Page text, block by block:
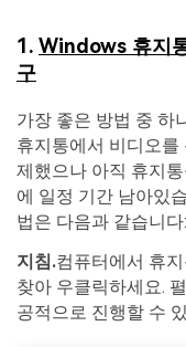
1. Windows 휴지
구
가장 좋은 방법 중 하
휴지통에서 비디오
제했으나 아직 휴지
에 일정 기간 남아있
법은 다음과 같습니다:
지침.컴퓨터에서 휴
찾아 우클릭하세요.
공적으로 진행할 수